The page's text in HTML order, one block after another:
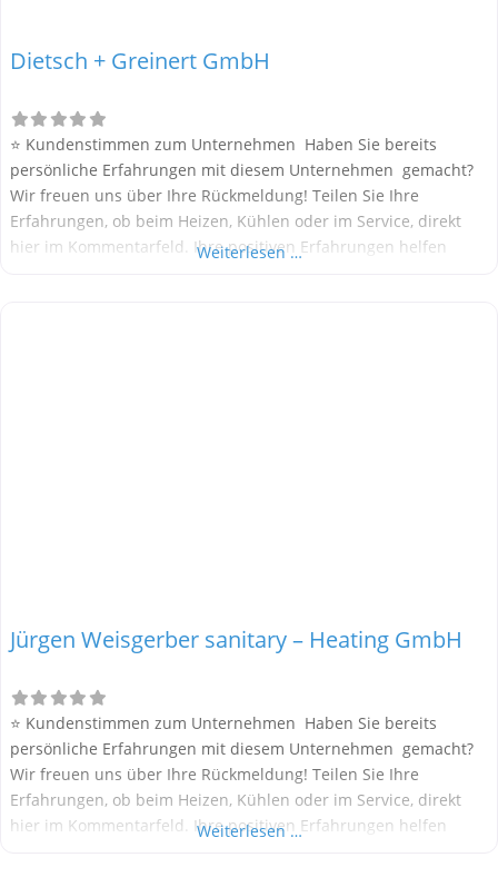
Dietsch + Greinert GmbH
⭐ Kundenstimmen zum Unternehmen Haben Sie bereits
persönliche Erfahrungen mit diesem Unternehmen gemacht?
Wir freuen uns über Ihre Rückmeldung! Teilen Sie Ihre
Erfahrungen, ob beim Heizen, Kühlen oder im Service, direkt
hier im Kommentarfeld. Ihre positiven Erfahrungen helfen
Weiterlesen …
Jürgen Weisgerber sanitary – Heating GmbH
⭐ Kundenstimmen zum Unternehmen Haben Sie bereits
persönliche Erfahrungen mit diesem Unternehmen gemacht?
Wir freuen uns über Ihre Rückmeldung! Teilen Sie Ihre
Erfahrungen, ob beim Heizen, Kühlen oder im Service, direkt
hier im Kommentarfeld. Ihre positiven Erfahrungen helfen
Weiterlesen …